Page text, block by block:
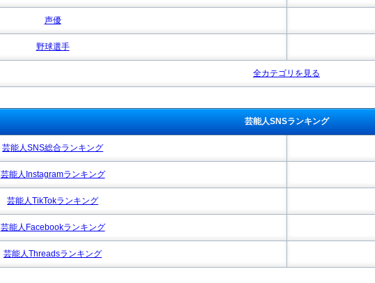
声優
野球選手
全カテゴリを見る
芸能人SNSランキング
芸能人SNS総合ランキング
芸能人Instagramランキング
芸能人TikTokランキング
芸能人Facebookランキング
芸能人Threadsランキング